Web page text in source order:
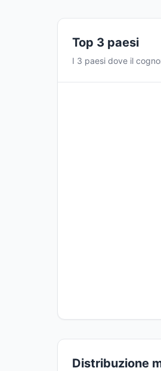
Top 3 paesi
I 3 paesi dove il
Distribuzione